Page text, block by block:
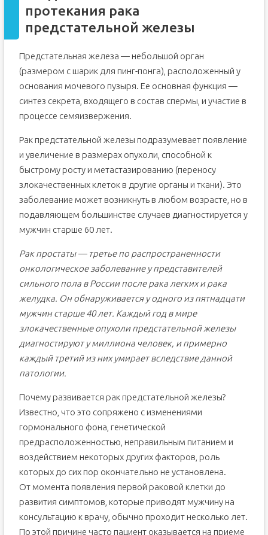
протекания рака
предстательной железы
Предстательная железа — небольшой орган
(размером с шарик для пинг-понга), расположенный у
основания мочевого пузыря. Ее основная функция —
синтез секрета, входящего в состав спермы, и участие в
процессе семяизвержения.
Рак предстательной железы подразумевает появление
и увеличение в размерах опухоли, способной к
быстрому росту и метастазированию (переносу
злокачественных клеток в другие органы и ткани). Это
заболевание может возникнуть в любом возрасте, но в
подавляющем большинстве случаев диагностируется у
мужчин старше 60 лет.
Рак простаты — третье по распространенности
онкологическое заболевание у представителей
сильного пола в России после рака легких и рака
желудка. Он обнаруживается у одного из пятнадцати
мужчин старше 40 лет. Каждый год в мире
злокачественные опухоли предстательной железы
диагностируют у миллиона человек, и примерно
каждый третий из них умирает вследствие данной
патологии.
Почему развивается рак предстательной железы?
Известно, что это сопряжено с изменениями
гормонального фона, генетической
предрасположенностью, неправильным питанием и
воздействием некоторых других факторов, роль
которых до сих пор окончательно не установлена.
От момента появления первой раковой клетки до
развития симптомов, которые приводят мужчину на
консультацию к врачу, обычно проходит несколько лет.
По этой причине часто пациент оказывается на приеме